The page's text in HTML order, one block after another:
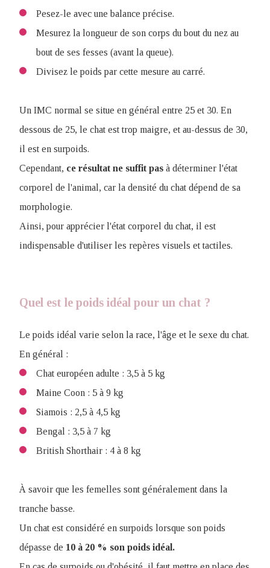
Pesez-le avec une balance précise.
Mesurez la longueur de son corps du bout du nez au
bout de ses fesses (avant la queue).
Divisez le poids par cette mesure au carré.
Un IMC normal se situe en général entre 25 et 30. En
dessous de 25, le chat est trop maigre, et au-dessus de 30,
il est en surpoids.
Cependant, ce résultat ne suffit pas à déterminer l'état
corporel de l'animal, car la densité du chat dépend de sa
morphologie.
Ainsi, pour apprécier l'état corporel du chat, il est
indispensable d'utiliser les repères visuels et tactiles.
Quel est le poids idéal pour un chat ?
Le poids idéal varie selon la race, l'âge et le sexe du chat.
En général :
Chat européen adulte : 3,5 à 5 kg
Maine Coon : 5 à 9 kg
Siamois : 2,5 à 4,5 kg
Bengal : 3,5 à 7 kg
British Shorthair : 4 à 8 kg
À savoir que les femelles sont généralement dans la
tranche basse.
Un chat est considéré en surpoids lorsque son poids
dépasse de 10 à 20 % son poids idéal.